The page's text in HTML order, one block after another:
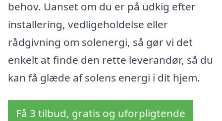
behov. Uanset om du er på udkig efter
installering, vedligeholdelse eller
rådgivning om solenergi, så gør vi det
enkelt at finde den rette leverandør, så du
kan få glæde af solens energi i dit hjem.
Få 3 tilbud, gratis og uforpligtende